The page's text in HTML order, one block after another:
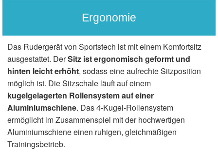
Ergonomie
Das Rudergerät von Sportstech ist mit einem Komfortsitz
ausgestattet. DerSitz ist ergonomisch geformt und
hinten leicht erhöht, sodass eine aufrechte Sitzposition
möglich ist. Die Sitzschale läuft auf einem
kugelgelagerten Rollensystem auf einer
Aluminiumschiene. Das 4-Kugel-Rollensystem
ermöglicht im Zusammenspiel mit der hochwertigen
Aluminiumschiene einen ruhigen, gleichmäßigen
Trainingsbetrieb.